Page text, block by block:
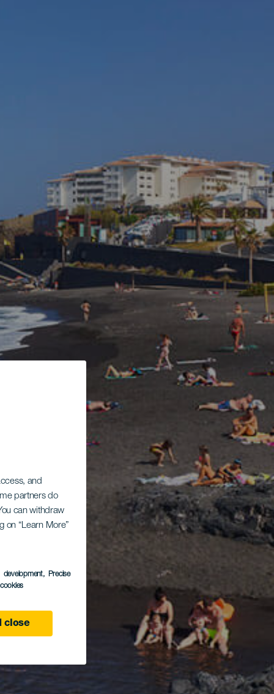
and
partners do
can withdraw
on “Learn More”
development, Precise
close